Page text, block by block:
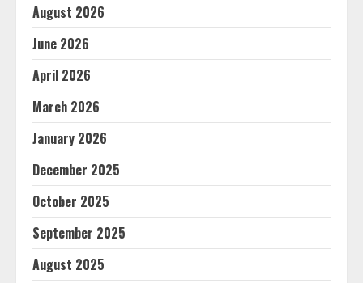
August 2026
June 2026
April 2026
March 2026
January 2026
December 2025
October 2025
September 2025
August 2025